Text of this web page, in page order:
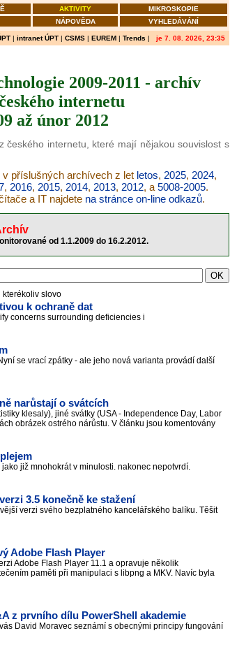
AKTIVITY
MIKROSKOPIE
NÁPOVĚDA VYHLEDÁVÁNÍ
| intranet ÚPT | CSMS | EUREM | Trends | je 7. 08. 2026, 23:35
2009-2011 - archív
internetu
až únor 2012
internetu, které mají nějakou souvislost s
příslušných archívech z let letos, 2025, 2024,
, 2016, 2015, 2014, 2013, 2012, a 5008-2005.
a IT najdete na stránce on-line odkazů.
od 1.1.2009 do 16.2.2012.
kterékoliv slovo
k ochraně dat
concerns surrounding deficiencies i
se vrací zpátky - ale jeho nová varianta provádí další
narůstají o svátcích
klesaly), jiné svátky (USA - Independence Day, Labor
obrázek ostrého nárůstu. V článku jsou komentovány
již mnohokrát v minulosti. nakonec nepotvrdí.
3.5 konečně ke stažení
verzi svého bezplatného kancelářského balíku. Těšit
Adobe Flash Player
Adobe Flash Player 11.1 a opravuje několik
paměti při manipulaci s libpng a MKV. Navíc byla
z prvního dílu PowerShell akademie
David Moravec seznámí s obecnými principy fungování